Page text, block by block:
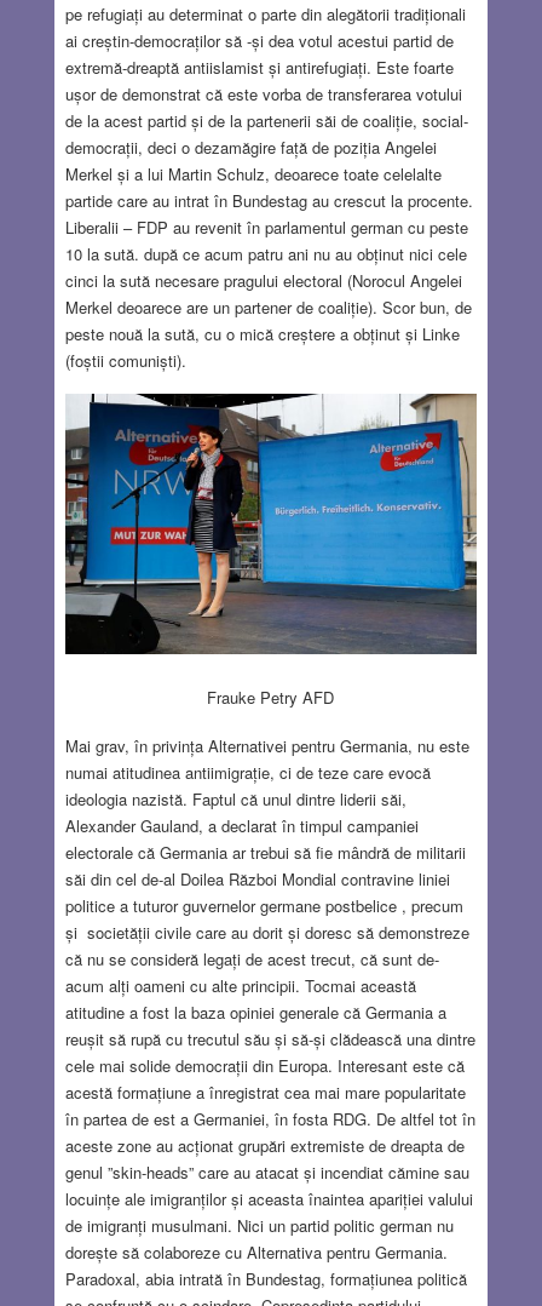
pe refugiați au determinat o parte din alegătorii tradiționali
ai creștin-democraților să -și dea votul acestui partid de
extremă-dreaptă antiislamist și antirefugiați. Este foarte
ușor de demonstrat că este vorba de transferarea votului
de la acest partid și de la partenerii săi de coaliție, social-
democrații, deci o dezamăgire față de poziția Angelei
Merkel și a lui Martin Schulz, deoarece toate celelalte
partide care au intrat în Bundestag au crescut la procente.
Liberalii – FDP au revenit în parlamentul german cu peste
10 la sută. după ce acum patru ani nu au obținut nici cele
cinci la sută necesare pragului electoral (Norocul Angelei
Merkel deoarece are un partener de coaliție). Scor bun, de
peste nouă la sută, cu o mică creștere a obținut și Linke
(foștii comuniști).
Frauke Petry AFD
Mai grav, în privința Alternativei pentru Germania, nu este
numai atitudinea antiimigrație, ci de teze care evocă
ideologia nazistă. Faptul că unul dintre liderii săi,
Alexander Gauland, a declarat în timpul campaniei
electorale că Germania ar trebui să fie mândră de militarii
săi din cel de-al Doilea Război Mondial contravine liniei
politice a tuturor guvernelor germane postbelice , precum
și societății civile care au dorit și doresc să demonstreze
că nu se consideră legați de acest trecut, că sunt de-
acum alți oameni cu alte principii. Tocmai această
atitudine a fost la baza opiniei generale că Germania a
reușit să rupă cu trecutul său și să-și clădească una dintre
cele mai solide democrații din Europa. Interesant este că
acestă formațiune a înregistrat cea mai mare popularitate
în partea de est a Germaniei, în fosta RDG. De altfel tot în
aceste zone au acționat grupări extremiste de dreapta de
genul ”skin-heads” care au atacat și incendiat cămine sau
locuințe ale imigranților și aceasta înaintea apariției valului
de imigranți musulmani. Nici un partid politic german nu
dorește să colaboreze cu Alternativa pentru Germania.
Paradoxal, abia intrată în Bundestag, formațiunea politică